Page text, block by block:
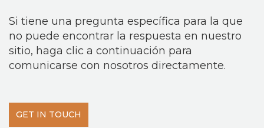
Si tiene una pregunta específica para la que
no puede encontrar la respuesta en nuestro
sitio, haga clic a continuación para
comunicarse con nosotros directamente.
GET IN TOUCH